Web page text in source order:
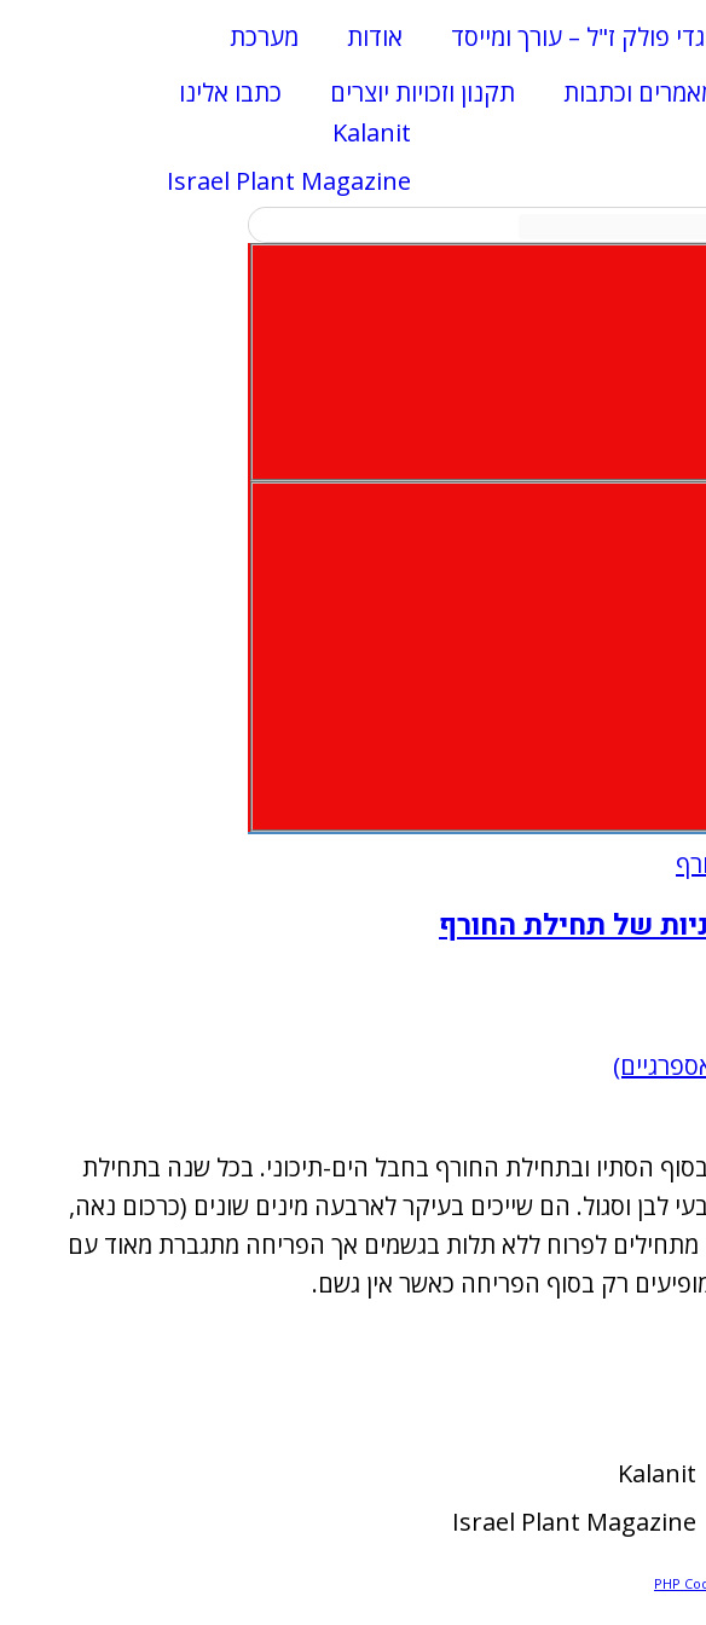
גדי פולק ז"ל – עורך ומייסד אודות
מערכת
וכתבות
תקנון וזכויות יוצרים
כתבו אלינו
Kalanit
Israel Plant Magazine
הפורחים בסוף הסתיו ובתחילת החורף בחבל הים-תיכוני. בכל שנה בתחילת
וסגול. הם שייכים בעיקר לארבעה מינים שונים (כרכום נאה,
מתחילים לפרוח ללא תלות בגשמים אך הפריחה מתגברת מאוד עם
רק בסוף הפריחה כאשר אין גשם.
Kalanit
Israel Plant Magazine
PHP